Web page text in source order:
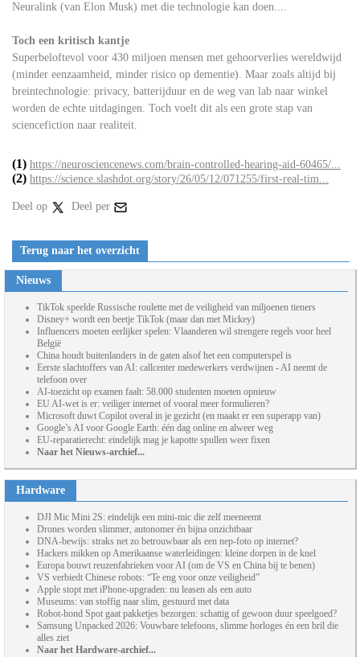
Neuralink (van Elon Musk) met die technologie kan doen....
Toch een kritisch kantje
Superbeloftevol voor 430 miljoen mensen met gehoorverlies wereldwijd
(minder eenzaamheid, minder risico op dementie). Maar zoals altijd bij
breintechnologie: privacy, batterijduur en de weg van lab naar winkel
worden de echte uitdagingen. Toch voelt dit als een grote stap van
sciencefiction naar realiteit.
(1) https://neurosciencenews.com/brain-controlled-hearing-aid-60465/...
(2) https://science.slashdot.org/story/26/05/12/071255/first-real-tim...
Deel op Deel per
Terug naar het overzicht
Nieuws
TikTok speelde Russische roulette met de veiligheid van miljoenen tieners
Disney+ wordt een beetje TikTok (maar dan met Mickey)
Influencers moeten eerlijker spelen: Vlaanderen wil strengere regels voor heel
België
China houdt buitenlanders in de gaten alsof het een computerspel is
Eerste slachtoffers van AI: callcenter medewerkers verdwijnen - AI neemt de
telefoon over
AI-toezicht op examen faalt: 58.000 studenten moeten opnieuw
EU AI-wet is er: veiliger internet of vooral meer formulieren?
Microsoft duwt Copilot overal in je gezicht (en maakt er een superapp van)
Google’s AI voor Google Earth: één dag online en alweer weg
EU-reparatierecht: eindelijk mag je kapotte spullen weer fixen
Naar het Nieuws-archief...
Hardware
DJI Mic Mini 2S: eindelijk een mini-mic die zelf meeneemt
Drones worden slimmer, autonomer én bijna onzichtbaar
DNA-bewijs: straks net zo betrouwbaar als een nep-foto op internet?
Hackers mikken op Amerikaanse waterleidingen: kleine dorpen in de knel
Europa bouwt reuzenfabrieken voor AI (om de VS en China bij te benen)
VS verbiedt Chinese robots: “Te eng voor onze veiligheid”
Apple stopt met iPhone-upgraden: nu leasen als een auto
Museums: van stoffig naar slim, gestuurd met data
Robot-hond Spot gaat pakketjes bezorgen: schattig of gewoon duur speelgoed?
Samsung Unpacked 2026: Vouwbare telefoons, slimme horloges én een bril die
alles ziet
Naar het Hardware-archief...